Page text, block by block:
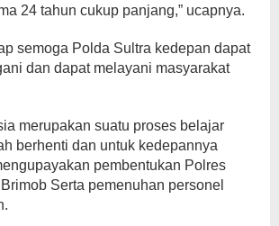
24 tahun cukup panjang,” ucapnya.
semoga Polda Sultra kedepan dapat
dan dapat melayani masyarakat
merupakan suatu proses belajar
berhenti dan untuk kedepannya
pembentukan Polres
Serta pemenuhan personel